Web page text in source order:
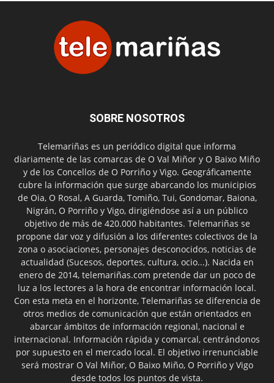
SOBRE NOSOTROS
Telemariñas es un periódico digital que informa
diariamente de las comarcas de O Val Miñor y O Baixo Miño
y de los Concellos de O Porriño y Vigo. Geográficamente
cubre la información que surge abarcando los municipios
de Oia, O Rosal, A Guarda, Tomiño, Tui, Gondomar, Baiona,
Nigrán, O Porriño y Vigo, dirigiéndose así a un público
objetivo de más de 420.000 habitantes. Telemariñas se
propone dar voz y difusión a los diferentes colectivos de la
zona o asociaciones, personajes desconocidos, noticias de
actualidad (Sucesos, deportes, cultura, ocio...). Nacida en
enero de 2014, telemariñas.com pretende dar un poco de
luz a los lectores a la hora de encontrar información local.
Con esta meta en el horizonte, Telemariñas se diferencia de
otros medios de comunicación que están orientados en
abarcar ámbitos de información regional, nacional e
internacional. Información rápida y comarcal, centrándonos
por supuesto en el mercado local. El objetivo irrenunciable
será mostrar O Val Miñor, O Baixo Miño, O Porriño y Vigo
desde todos los puntos de vista.